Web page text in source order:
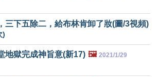
三下五除二，給布林肯卸了妝(圖/3視頻)
)
地獄完成神旨意(新17) 🖼️ 2021/1/29